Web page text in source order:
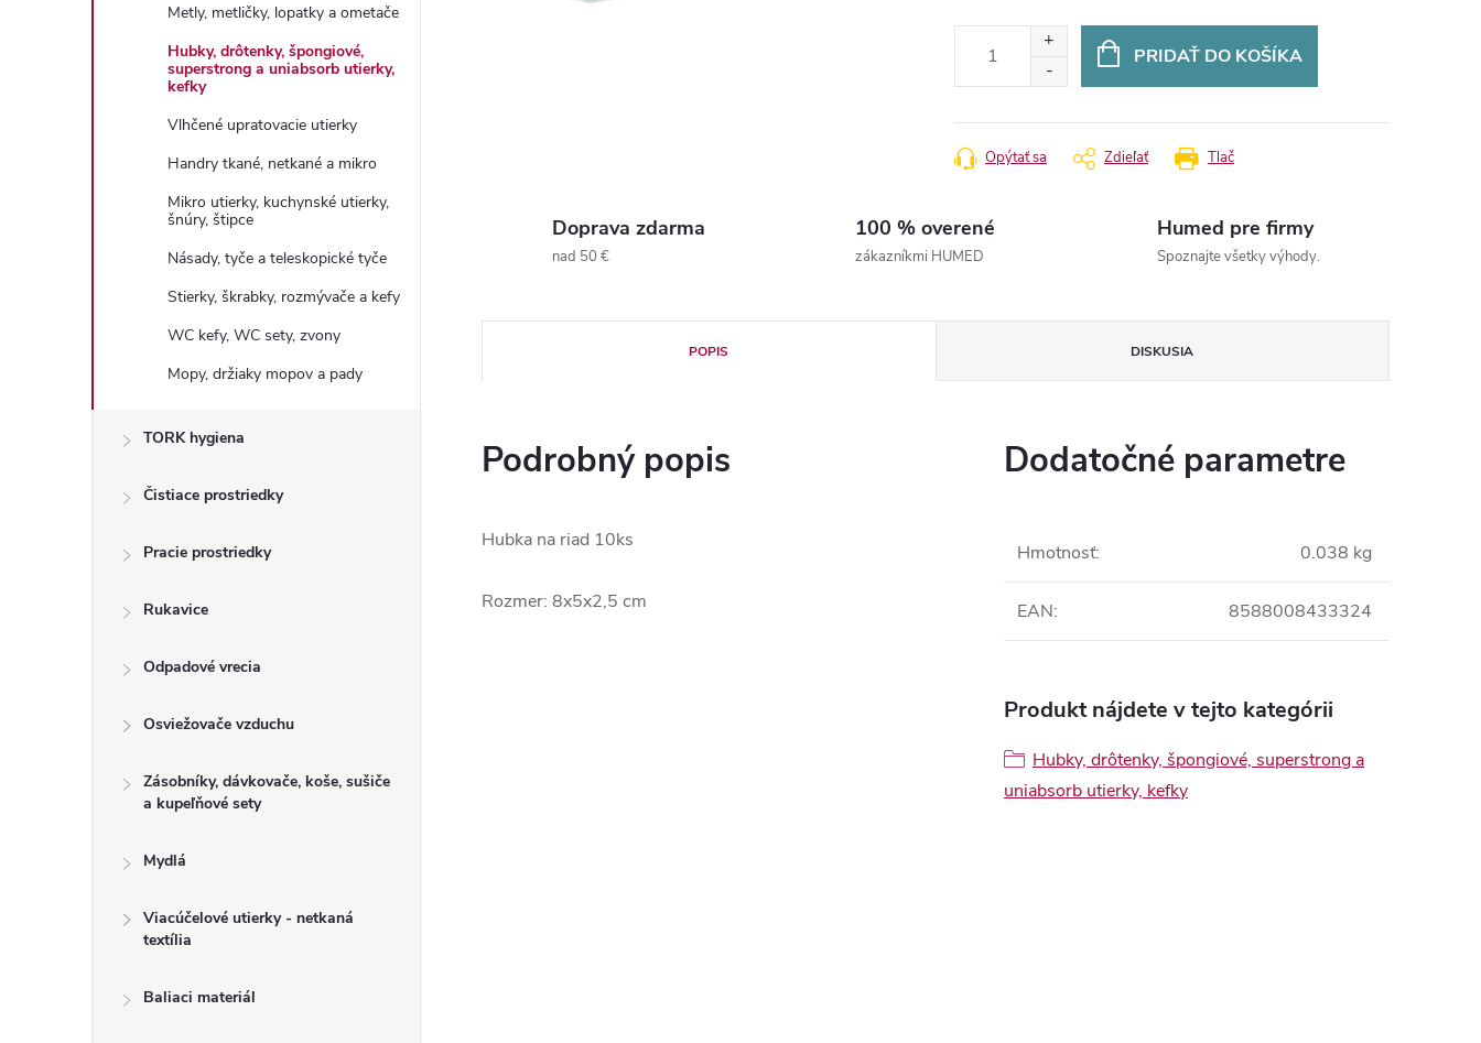
Metly, metličky, lopatky a ometače
Hubky, drôtenky, špongiové,
superstrong a uniabsorb utierky,
kefky
Vlhčené upratovacie utierky
Handry tkané, netkané a mikro
Mikro utierky, kuchynské utierky,
šnúry, štipce
Násady, tyče a teleskopické tyče
Stierky, škrabky, rozmývače a kefy
WC kefy, WC sety, zvony
Mopy, držiaky mopov a pady
TORK hygiena
Čistiace prostriedky
Pracie prostriedky
Rukavice
Odpadové vrecia
Osviežovače vzduchu
Zásobníky, dávkovače, koše, sušiče
a kupeľňové sety
Mydlá
Viacúčelové utierky - netkaná
textília
Baliaci materiál
PRIDAŤ DO KOŠÍKA
Tlač
Opýtať sa Zdieľať
Doprava zdarma
nad 50 €
100 % overené
zákazníkmi HUMED
Humed pre firmy
Spoznajte všetky výhody.
POPIS DISKUSIA
Podrobný popis
Hubka na riad 10ks
Rozmer: 8x5x2,5 cm
Dodatočné parametre
Hmotnosť: 0.038 kg
EAN: 8588008433324
Produkt nájdete v tejto kategórii
Hubky, drôtenky, špongiové, superstrong a
uniabsorb utierky, kefky